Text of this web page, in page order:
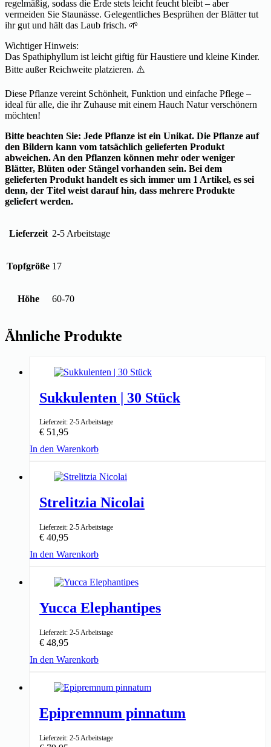
regelmäßig, sodass die Erde stets leicht feucht bleibt – aber
vermeiden Sie Staunässe. Gelegentliches Besprühen der Blätter tut
ihr gut und hält das Laub frisch. 🌱
Wichtiger Hinweis:
Das Spathiphyllum ist leicht giftig für Haustiere und kleine Kinder.
Bitte außer Reichweite platzieren. ⚠️
Diese Pflanze vereint Schönheit, Funktion und einfache Pflege –
ideal für alle, die ihr Zuhause mit einem Hauch Natur verschönern
möchten!
Bitte beachten Sie: Jede Pflanze ist ein Unikat. Die Pflanze auf
den Bildern kann vom tatsächlich gelieferten Produkt
abweichen. An den Pflanzen können mehr oder weniger
Blätter, Blüten oder Stängel vorhanden sein. Bei dem
gelieferten Produkt handelt es sich immer um 1 Artikel, es sei
denn, der Titel weist darauf hin, dass mehrere Produkte
geliefert werden.
Lieferzeit 2-5 Arbeitstage
Topfgröße 17
Höhe 60-70
Ähnliche Produkte
Sukkulenten | 30 Stück
Lieferzeit: 2-5 Arbeitstage
€ 51,95
In den Warenkorb
Strelitzia Nicolai
↑ 70-80cm
Lieferzeit: 2-5 Arbeitstage
€ 40,95
In den Warenkorb
Yucca Elephantipes
↑ 90-100cm
Lieferzeit: 2-5 Arbeitstage
€ 48,95
In den Warenkorb
Epipremnum pinnatum
Lieferzeit: 2-5 Arbeitstage